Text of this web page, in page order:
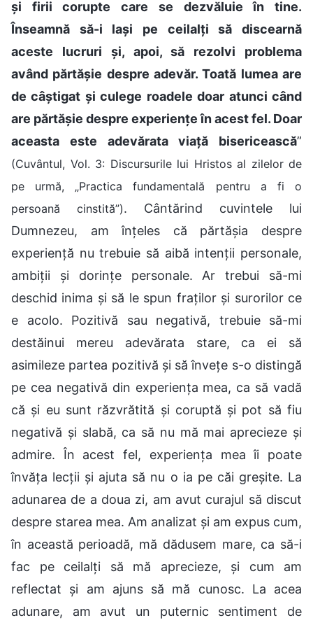
și firii corupte care se dezvăluie în tine.
Înseamnă să-i lași pe ceilalți să discearnă
aceste lucruri și, apoi, să rezolvi problema
având părtășie despre adevăr. Toată lumea are
de câștigat și culege roadele doar atunci când
are părtășie despre experiențe în acest fel. Doar
aceasta este adevărata viață bisericească”
(Cuvântul, Vol. 3: Discursurile lui Hristos al zilelor de
pe urmă, „Practica fundamentală pentru a fi o
persoană cinstită”). Cântărind cuvintele lui
Dumnezeu, am înțeles că părtășia despre
experiență nu trebuie să aibă intenții personale,
ambiții și dorințe personale. Ar trebui să-mi
deschid inima și să le spun fraților și surorilor ce
e acolo. Pozitivă sau negativă, trebuie să-mi
destăinui mereu adevărata stare, ca ei să
asimileze partea pozitivă și să învețe s-o distingă
pe cea negativă din experiența mea, ca să vadă
că și eu sunt răzvrătită și coruptă și pot să fiu
negativă și slabă, ca să nu mă mai aprecieze și
admire. În acest fel, experiența mea îi poate
învăța lecții și ajuta să nu o ia pe căi greșite. La
adunarea de a doua zi, am avut curajul să discut
despre starea mea. Am analizat și am expus cum,
în această perioadă, mă dădusem mare, ca să-i
fac pe ceilalți să mă aprecieze, și cum am
reflectat și am ajuns să mă cunosc. La acea
adunare, am avut un puternic sentiment de